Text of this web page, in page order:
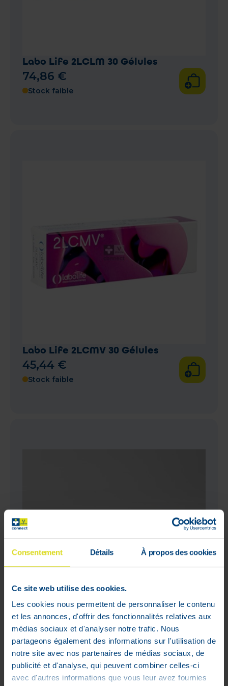
Consentement Détails À propos des cookies
Ce site web utilise des cookies.
Les cookies nous permettent de personnaliser le contenu
et les annonces, d'offrir des fonctionnalités relatives aux
médias sociaux et d'analyser notre trafic. Nous
partageons également des informations sur l'utilisation de
notre site avec nos partenaires de médias sociaux, de
publicité et d'analyse, qui peuvent combiner celles-ci
avec d'autres informations que vous leur avez fournies
Labo Life 2LCLM 30 Gélules
74,86 €
Stock faible
Labo Life 2LCMV 30 Gélules
45,44 €
Stock faible
Labo Life 2LDEP 30 Gélules
58,72€
Stock faible